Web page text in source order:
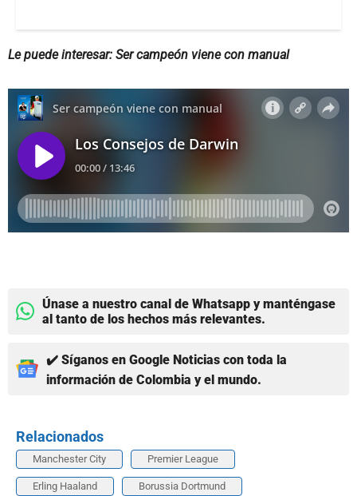
Le puede interesar: Ser campeón viene con manual
Únase a nuestro canal de Whatsapp y manténgase
al tanto de los hechos más relevantes.
✔️ Síganos en Google Noticias con toda la
información de Colombia y el mundo.
Relacionados
Manchester City Premier League
Erling Haaland Borussia Dortmund